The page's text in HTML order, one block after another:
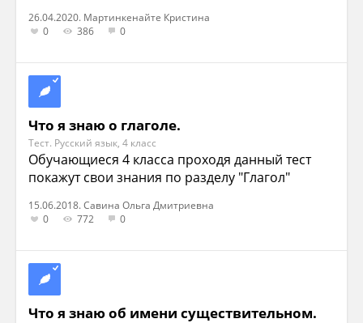
26.04.2020. Мартинкенайте Кристина
0
386 0
Что я знаю о глаголе.
Тест. Русский язык, 4 класс
Обучающиеся 4 класса проходя данный тест
покажут свои знания по разделу "Глагол"
15.06.2018. Савина Ольга Дмитриевна
0
772 0
Что я знаю об имени существительном.